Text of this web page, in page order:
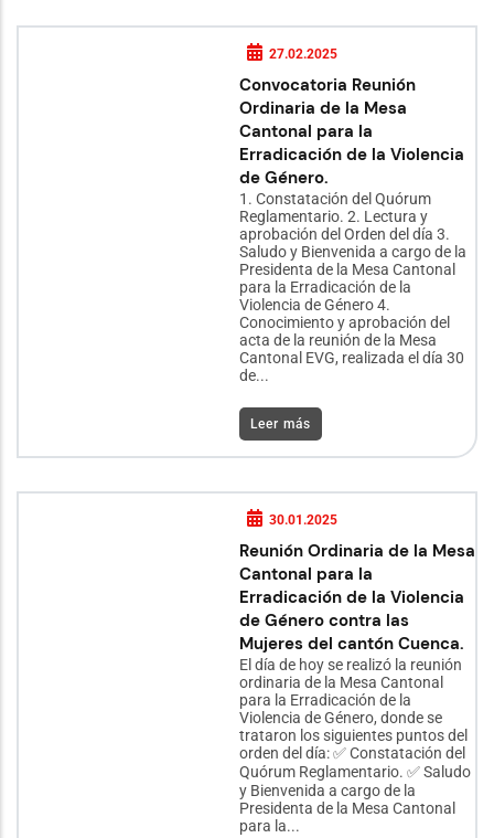
27.02.2025
Convocatoria Reunión
Ordinaria de la Mesa
Cantonal para la
Erradicación de la Violencia
de Género.
1. Constatación del Quórum
Reglamentario. 2. Lectura y
aprobación del Orden del día 3.
Saludo y Bienvenida a cargo de la
Presidenta de la Mesa Cantonal
para la Erradicación de la
Violencia de Género 4.
Conocimiento y aprobación del
acta de la reunión de la Mesa
Cantonal EVG, realizada el día 30
de...
Leer más
30.01.2025
Reunión Ordinaria de la Mesa
Cantonal para la
Erradicación de la Violencia
de Género contra las
Mujeres del cantón Cuenca.
El día de hoy se realizó la reunión
ordinaria de la Mesa Cantonal
para la Erradicación de la
Violencia de Género, donde se
trataron los siguientes puntos del
orden del día: ✅ Constatación del
Quórum Reglamentario. ✅ Saludo
y Bienvenida a cargo de la
Presidenta de la Mesa Cantonal
para la...